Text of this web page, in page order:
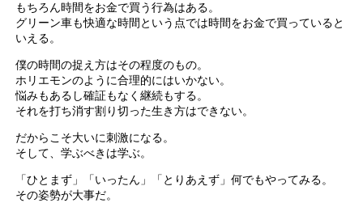
もちろん時間をお金で買う行為はある。
グリーン車も快適な時間という点では時間をお金で買っていると
いえる。
僕の時間の捉え方はその程度のもの。
ホリエモンのように合理的にはいかない。
悩みもあるし確証もなく継続もする。
それを打ち消す割り切った生き方はできない。
だからこそ大いに刺激になる。
そして、学ぶべきは学ぶ。
「ひとまず」「いったん」「とりあえず」何でもやってみる。
その姿勢が大事だ。